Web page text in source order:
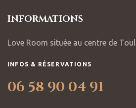
INFORMATIONS
Love Room située au centre de
INFOS & RÉSERVATIONS
06 58 90 04 91